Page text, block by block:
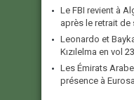
Le FBI revient à
après le retrait de
Leonardo et
Kızılelma en vol
Les Émirats
présence à